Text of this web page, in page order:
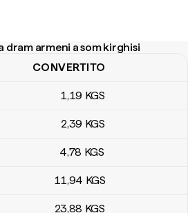
dram armeni a som kirghisi
armeni a som kirghisi
CONVERTITO
1,19 KGS
2,39 KGS
4,78 KGS
11,94 KGS
23,88 KGS